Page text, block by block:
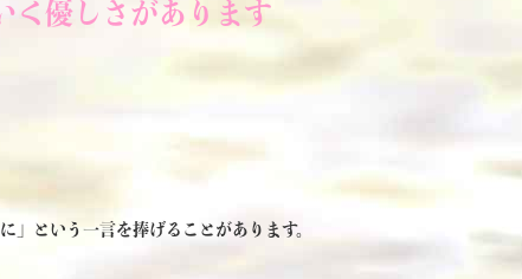
く優しさがあります
」という一言を捧げることがあります。